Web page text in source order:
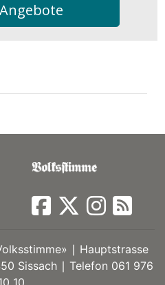
∣ Hauptstrasse
Sissach ∣ Telefon 061 976
10